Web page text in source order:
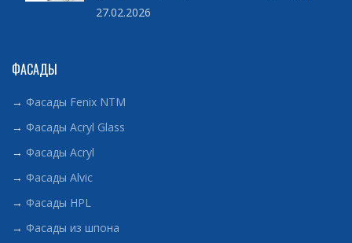
27.02.2026
ФАСАДЫ
→ Фасады Fenix NTM
→ Фасады Acryl Glass
→ Фасады Acryl
→ Фасады Alvic
→ Фасады HPL
→ Фасады из шпона